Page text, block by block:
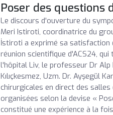
Poser des
Le discours d'ouverture du
Meri Istiroti, coordinatrice du
İstiroti a exprimé sa satisfaction
réunion scientifique d'ACS24,
l'hôpital Liv, le professeur Dr
Kılıçkesmez, Uzm. Dr. Ayşegül
chirurgicales en direct des
organisées selon la devise «
constitué une expérience à la